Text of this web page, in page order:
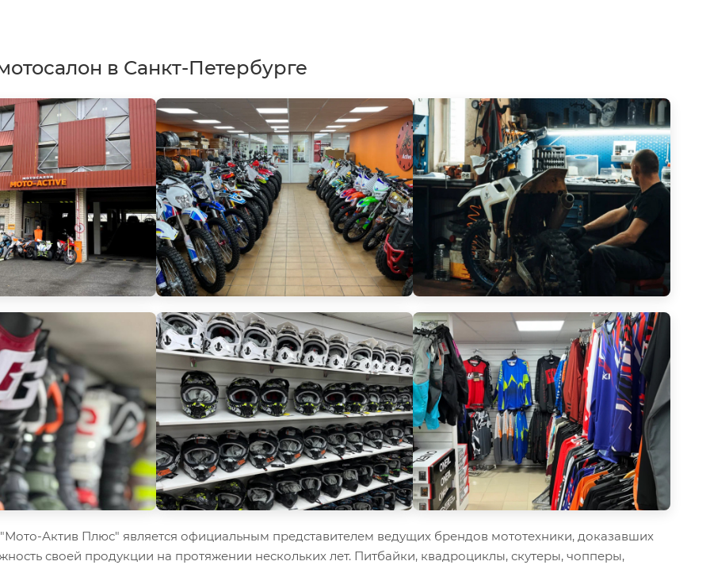
в Санкт-Петербурге
Актив Плюс" является официальным представителем ведущих брендов мототехники, доказавших
своей продукции на протяжении нескольких лет. Питбайки, квадроциклы, скутеры, чопперы,